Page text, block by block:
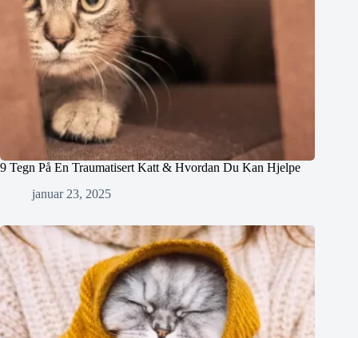
9 Tegn På En Traumatisert Katt & Hvordan Du Kan Hjelpe
januar 23, 2025